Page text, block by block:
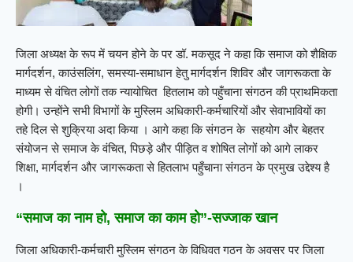
जिला अध्यक्ष के रूप में चयन होने के पर डॉ. मकसूद ने कहा कि समाज को शैक्षिक
मार्गदर्शन, काउंसलिंग, समस्या-समाधान हेतु मार्गदर्शन शिविर और जागरूकता के
माध्यम से वंचित लोगों तक न्यायोचित हितलाभ को पहुँचाना संगठन की प्राथमिकता
होगी। उन्होंने सभी विभागों के मुस्लिम अधिकारी-कर्मचारियों और सेवाभावियों का
तहे दिल से शुक्रिया अदा किया । आगे कहा कि संगठन के सहयोग और बेहतर
संयोजन से समाज के वंचित, पिछड़े और पीड़ित व शोषित लोगों को आगे लाकर
शिक्षा, मार्गदर्शन और जागरूकता से हितलाभ पहुँचाना संगठन के प्रमुख उद्देश्य है
।
“समाज का नाम हो, समाज का काम हो”-सज्जाक खान
जिला अधिकारी-कर्मचारी मुस्लिम संगठन के विधिवत गठन के अवसर पर जिला